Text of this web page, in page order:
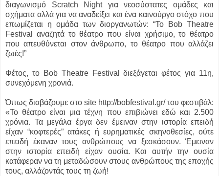
διαγωνισμό Scratch Night για νεοσύστατες ομάδες και
σχήματα αλλά για να αναδείξει και ένα καινούργο στόχο που
επωμίζεται η ομάδα των διοργανωτών: “To Bob Theatre
Festival αναζητά το θέατρο που είναι χρήσιμο, το θέατρο
που απευθύνεται στον άνθρωπο, το θέατρο που αλλάζει
ζωές!”
Φέτος, το Bob Theatre Festival διεξάγεται φέτος για 11η,
συνεχόμενη χρονιά.
Όπως διαβάζουμε στο site http://bobfestival.gr/ του φεστιβάλ:
«Το θέατρο είναι μια τέχνη που επιβιώνει εδώ και 2.500
χρόνια. Τα μεγάλα έργα δεν έμειναν στην ιστορία επειδή
είχαν “κοφτερές” ατάκες ή ευρηματικές σκηνοθεσίες, ούτε
επειδή έκαναν τους ανθρώπους να ξεσκάσουν. Έμειναν
στην ιστορία επειδή είχαν ουσία. Και αυτήν την ουσία
κατάφεραν να τη μεταδώσουν στους ανθρώπους της εποχής
τους, αλλάζοντάς τους τη ζωή!